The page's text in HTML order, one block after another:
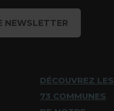
NEWSLETTER
DÉCOUVREZ LES
73 COMMUNES